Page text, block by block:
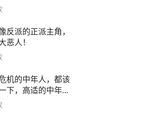
反派的正派主角，
恶人！
机的中年人，都该
下，高适的中年逆